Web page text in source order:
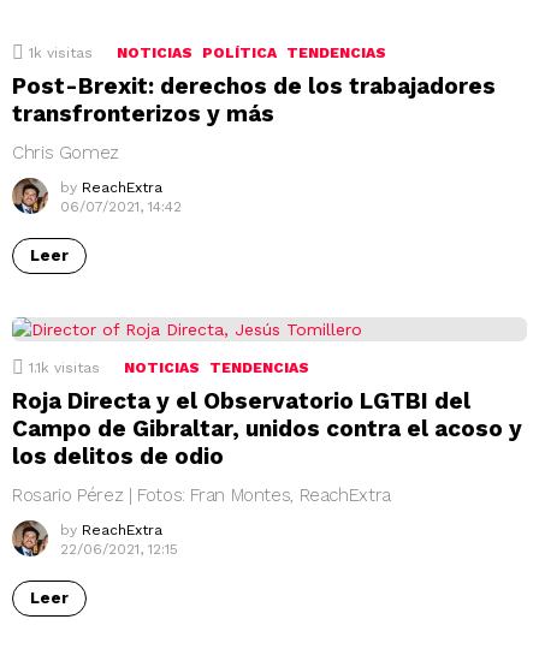
1k visitas NOTICIAS POLÍTICA TENDENCIAS
Post-Brexit: derechos de los trabajadores
transfronterizos y más
Chris Gomez
by ReachExtra
06/07/2021, 14:42
Leer
1.1k visitas NOTICIAS TENDENCIAS
Roja Directa y el Observatorio LGTBI del
Campo de Gibraltar, unidos contra el acoso y
los delitos de odio
Rosario Pérez | Fotos: Fran Montes, ReachExtra
by ReachExtra
22/06/2021, 12:15
Leer